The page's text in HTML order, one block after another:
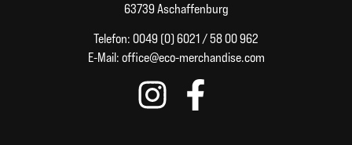
63739 Aschaffenburg
Telefon: 0049 (0) 6021 / 58 00 962
E-Mail: office@eco-merchandise.com